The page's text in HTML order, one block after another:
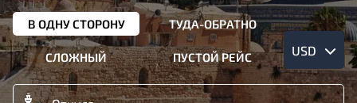
В ОДНУ СТОРОНУ ТУДА-ОБРАТНО
СЛОЖНЫЙ ПУСТОЙ РЕЙС USD